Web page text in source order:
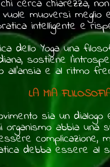
cerca chiarezza,
muoversi meglio
intelligente e
dello Yoga una
sostiene
all'ansia e al ritmo
LA MIA
sia un
organismo abbia una
complicazione,
debba essere al